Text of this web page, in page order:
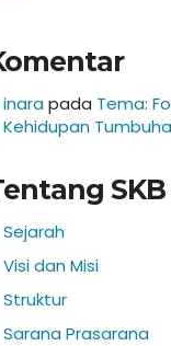
inara pada Tema:
Kehidupan
SKB
Sejarah
Visi dan Misi
Struktur
Sarana Prasarana